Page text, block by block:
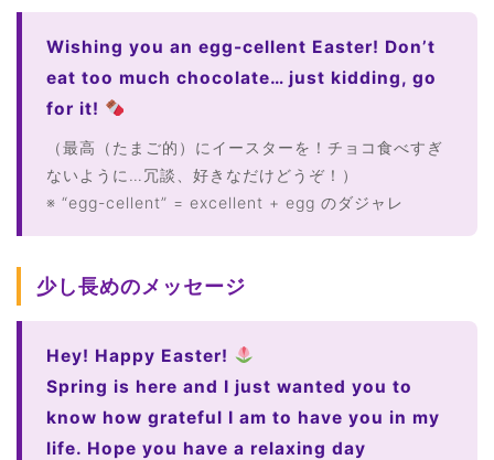
Wishing you an egg-cellent Easter! Don’t
eat too much chocolate… just kidding, go
for it!
（最高（たまご的）にイースターを！チョコ食べすぎ
ないように…冗談、好きなだけどうぞ！）
※ “egg-cellent” = excellent + egg のダジャレ
少し長めのメッセージ
Hey! Happy Easter!
Spring is here and I just wanted you to
know how grateful I am to have you in my
life. Hope you have a relaxing day